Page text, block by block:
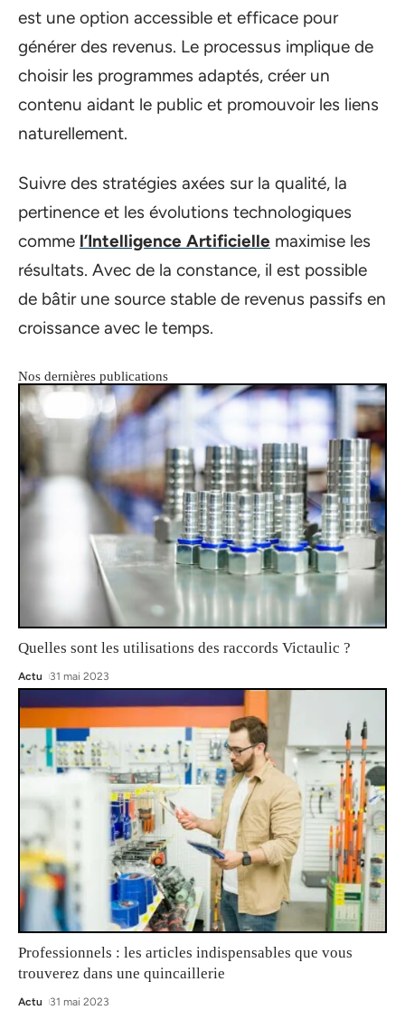
est une option accessible et efficace pour
générer des revenus. Le processus implique de
choisir les programmes adaptés, créer un
contenu aidant le public et promouvoir les liens
naturellement.
Suivre des stratégies axées sur la qualité, la
pertinence et les évolutions technologiques
comme l’Intelligence Artificielle maximise les
résultats. Avec de la constance, il est possible
de bâtir une source stable de revenus passifs en
croissance avec le temps.
Nos dernières publications
Quelles sont les utilisations des raccords Victaulic ?
Actu 31 mai 2023
Professionnels : les articles indispensables que vous
trouverez dans une quincaillerie
Actu 31 mai 2023